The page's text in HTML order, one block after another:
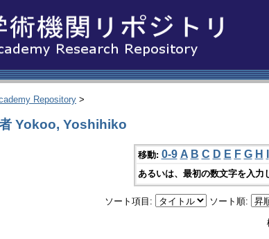
Repository >
Yokoo, Yoshihiko
移動: 0-9 A B C D E F G H
あるいは、最初の数文字を入力
ソート項目: ソート順: